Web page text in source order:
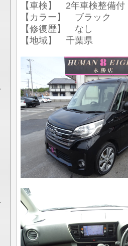
【車検】 2年車検整備付
【カラー】 ブラック
【修復歴】 なし
【地域】 千葉県